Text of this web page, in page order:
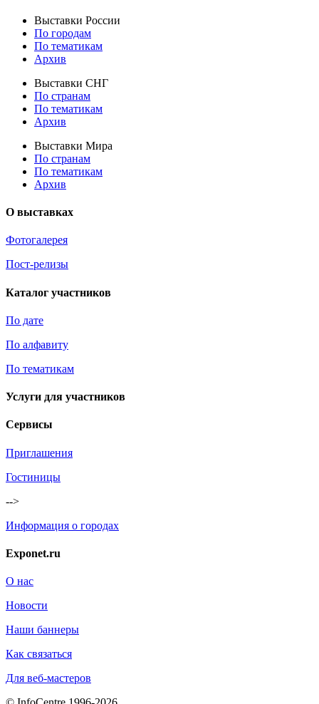
Выставки России
По городам
По тематикам
Архив
Выставки СНГ
По странам
По тематикам
Архив
Выставки Мира
По странам
По тематикам
Архив
О выставках
Фотогалерея
Пост-релизы
Каталог участников
По дате
По алфавиту
По тематикам
Услуги для участников
Сервисы
Приглашения
Гостиницы
-->
Информация о городах
Exponet.ru
О нас
Новости
Наши баннеры
Как связаться
Для веб-мастеров